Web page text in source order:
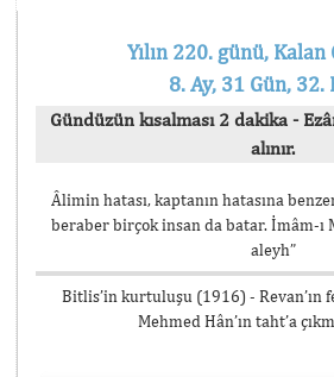
Yılın 220. günü,
8. Ay, 31 Gün, 32.
Gündüzün kısalması 2 dakika -
alınır.
Âlimin hatası, kaptanın hatasına
beraber birçok insan da batar. İmâm-ı
aleyh”
Bitlis’in kurtuluşu (1916) - Revan’ın
Mehmed Hân’ın taht’a